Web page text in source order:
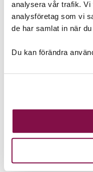
analysera vår trafik. Vi
analysföretag som vi
de har samlat in när
Du kan förändra